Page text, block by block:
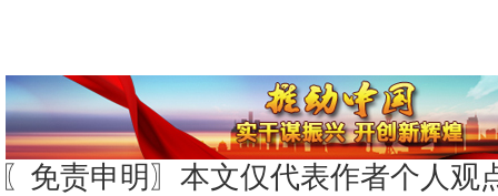
〖免责申明〗本文仅代表作者个人观